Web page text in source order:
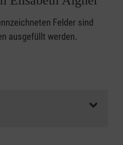
Felder sind
ausgefüllt werden.